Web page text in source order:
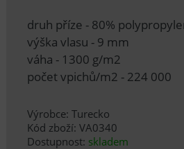
druh příze - 80%
výška vlasu - 9 mm
váha - 1300 g/m2
počet vpichů/m2 - 224 000
Výrobce: Turecko
Kód zboží: VA0340
Dostupnost: skladem